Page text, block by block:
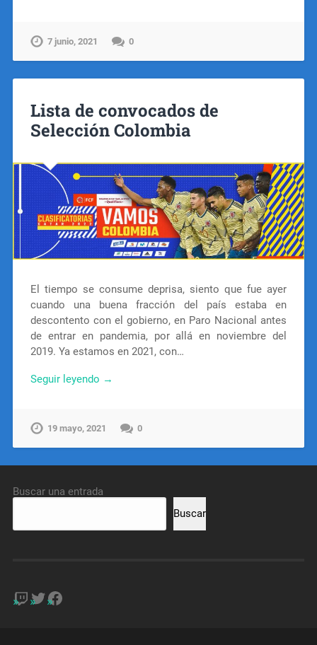
7 junio, 2021 0
Lista de convocados de
Selección Colombia
El tiempo se consume deprisa, siento que fue ayer
cuando una buena fracción del país estaba en
descontento con el gobierno, en Paro Nacional antes
de entrar en pandemia, por allá en noviembre del
2019. Ya estamos en 2021, con…
Seguir leyendo →
19 mayo, 2021 0
Buscar una entrada
Buscar